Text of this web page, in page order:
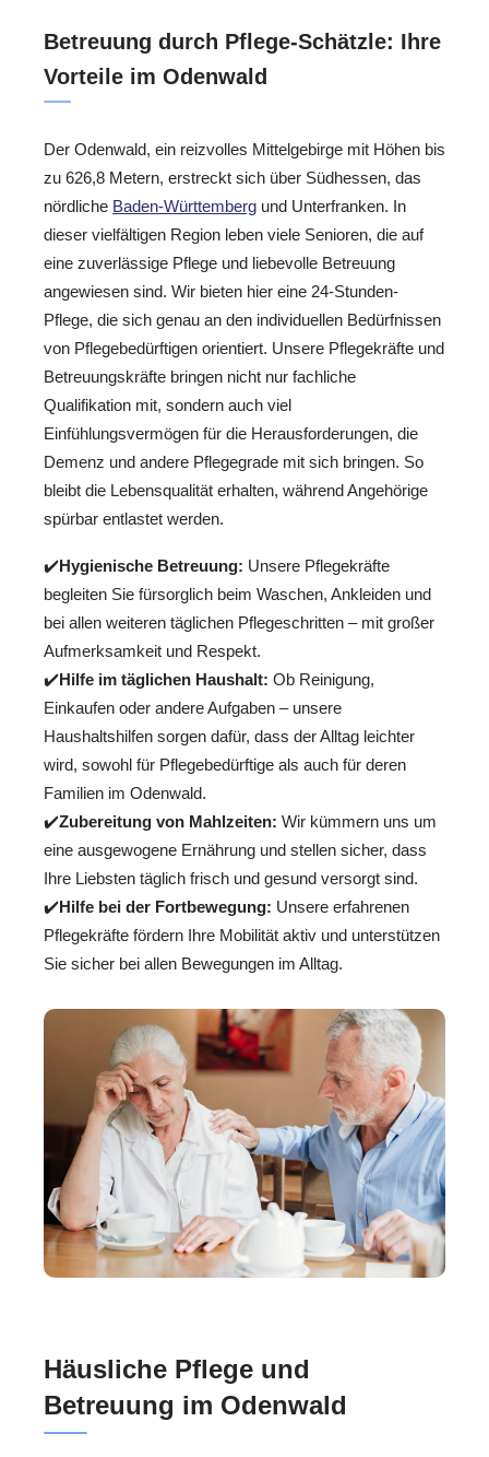
Betreuung durch Pflege-Schätzle: Ihre
Vorteile im Odenwald
Der Odenwald, ein reizvolles Mittelgebirge mit Höhen bis
zu 626,8 Metern, erstreckt sich über Südhessen, das
nördliche Baden-Württemberg und Unterfranken. In
dieser vielfältigen Region leben viele Senioren, die auf
eine zuverlässige Pflege und liebevolle Betreuung
angewiesen sind. Wir bieten hier eine 24-Stunden-
Pflege, die sich genau an den individuellen Bedürfnissen
von Pflegebedürftigen orientiert. Unsere Pflegekräfte und
Betreuungskräfte bringen nicht nur fachliche
Qualifikation mit, sondern auch viel
Einfühlungsvermögen für die Herausforderungen, die
Demenz und andere Pflegegrade mit sich bringen. So
bleibt die Lebensqualität erhalten, während Angehörige
spürbar entlastet werden.
✔️Hygienische Betreuung: Unsere Pflegekräfte
begleiten Sie fürsorglich beim Waschen, Ankleiden und
bei allen weiteren täglichen Pflegeschritten – mit großer
Aufmerksamkeit und Respekt.
✔️Hilfe im täglichen Haushalt: Ob Reinigung,
Einkaufen oder andere Aufgaben – unsere
Haushaltshilfen sorgen dafür, dass der Alltag leichter
wird, sowohl für Pflegebedürftige als auch für deren
Familien im Odenwald.
✔️Zubereitung von Mahlzeiten: Wir kümmern uns um
eine ausgewogene Ernährung und stellen sicher, dass
Ihre Liebsten täglich frisch und gesund versorgt sind.
✔️Hilfe bei der Fortbewegung: Unsere erfahrenen
Pflegekräfte fördern Ihre Mobilität aktiv und unterstützen
Sie sicher bei allen Bewegungen im Alltag.
Häusliche Pflege und
Betreuung im Odenwald